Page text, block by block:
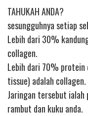
TAHUKAH ANDA?
sesungguhnya setiap
Lebih dari 30%
collagen.
Lebih dari 70%
tissue) adalah collagen.
Jaringan tersebut
rambut dan kuku anda.